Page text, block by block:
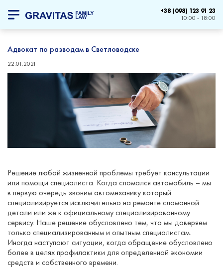
+38 (098) 123 91 23
10:00 - 18:00
Адвокат по разводам в Светловодске
22.01.2021
Решение любой жизненной проблемы требует консультации
или помощи специалиста. Когда сломался автомобиль – мы
в первую очередь звоним автомеханику который
специализируется исключительно на ремонте сломанной
детали или же к официальному специализированному
сервису. Наше решение обусловлено тем, что мы доверяем
только специализированным и опытным специалистам.
Иногда наступают ситуации, когда обращение обусловлено
более в целях профилактики для определенной экономии
средств и собственного времени.